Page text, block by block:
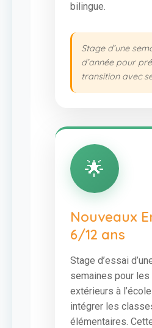
bilingue.
Stage d’une
d’année pour
transition avec
🌟
Nouveaux
6/12 ans
Stage d’essai
semaines pour les
extérieurs à
intégrer les
élémentaires.